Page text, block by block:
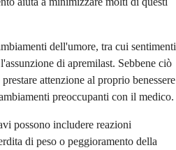
dell'umore, tra cui sentimenti
di apremilast. Sebbene ciò
attenzione al proprio benessere
preoccupanti con il medico.
possono includere reazioni
di peso o peggioramento della